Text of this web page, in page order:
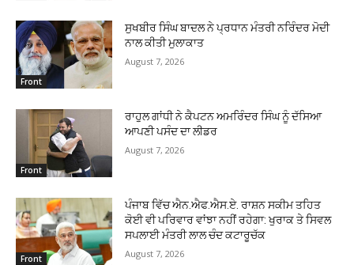
Front
ਸੁਖਬੀਰ ਸਿੰਘ ਬਾਦਲ ਨੇ ਪ੍ਰਧਾਨ ਮੰਤਰੀ ਨਰਿੰਦਰ ਮੋਦੀ
ਨਾਲ ਕੀਤੀ ਮੁਲਾਕਾਤ
August 7, 2026
Front
ਰਾਹੁਲ ਗਾਂਧੀ ਨੇ ਕੈਪਟਨ ਅਮਰਿੰਦਰ ਸਿੰਘ ਨੂੰ ਦੱਸਿਆ
ਆਪਣੀ ਪਸੰਦ ਦਾ ਲੀਡਰ
August 7, 2026
Front
ਪੰਜਾਬ ਵਿੱਚ ਐਨ.ਐਫ.ਐਸ.ਏ. ਰਾਸ਼ਨ ਸਕੀਮ ਤਹਿਤ
ਕੋਈ ਵੀ ਪਰਿਵਾਰ ਵਾਂਝਾ ਨਹੀਂ ਰਹੇਗਾ: ਖੁਰਾਕ ਤੇ ਸਿਵਲ
ਸਪਲਾਈ ਮੰਤਰੀ ਲਾਲ ਚੰਦ ਕਟਾਰੂਚੱਕ
August 7, 2026